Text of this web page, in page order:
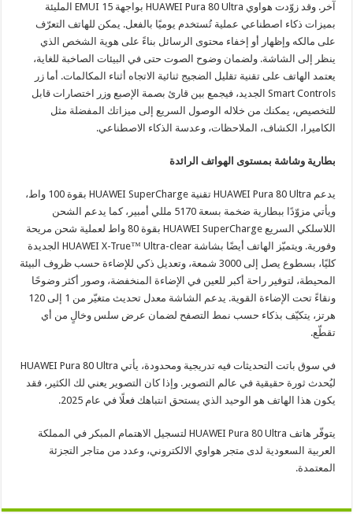
آخر. وقد زوّدت هواوي HUAWEI Pura 80 Ultra بواجهة EMUI 15 المليئة
بميزات ذكاء اصطناعي عملية تُستخدم يوميًا بالفعل. يمكن للهاتف التعرّف
على مالكه وإظهار أو إخفاء محتوى الرسائل بناءً على هوية الشخص الذي
ينظر إلى الشاشة. ولضمان وضوح الصوت حتى في البيئات الصاخبة للغاية،
يعتمد الهاتف على تقنية تقليل الضجيج ثنائية الاتجاه أثناء المكالمات. أما زر
Smart Controls الجديد، فيجمع بين قارئ بصمة الإصبع وزر اختصارات قابل
للتخصيص، يمكنك من خلاله الوصول السريع إلى ميزاتك المفضلة مثل
الكاميرا، الكشاف، الملاحظات، وعدسة الذكاء الاصطناعي.
بطارية وشاشة بمستوى الهواتف الرائدة
يدعم HUAWEI Pura 80 Ultra تقنية HUAWEI SuperCharge بقوة 100 واط،
ويأتي مزوّدًا ببطارية ضخمة بسعة 5170 مللي أمبير، كما يدعم الشحن
اللاسلكي السريع HUAWEI SuperCharge بقوة 80 واط لعملية شحن مريحة
وفورية. ويتميّز الهاتف أيضًا بشاشة HUAWEI X-True™ Ultra-clear الجديدة
كليًا، بسطوع يصل إلى 3000 شمعة، وتعديل ذكي للإضاءة حسب ظروف البيئة
المحيطة، لتوفير راحة أكبر للعين في الإضاءة المنخفضة، وصور أكثر وضوحًا
ونقاءً تحت الإضاءة القوية. يدعم الشاشة معدل تحديث متغيّر من 1 إلى 120
هرتز، يتكيّف بذكاء حسب نمط التصفح لضمان عرض سلس وخالٍ من أي
تقطّع.
في سوق باتت التحديثات فيه تدريجية ومحدودة، يأتي HUAWEI Pura 80 Ultra
ليُحدث ثورة حقيقية في عالم التصوير. وإذا كان التصوير يعني لك الكثير، فقد
يكون هذا الهاتف هو الوحيد الذي يستحق انتباهك فعلًا في عام 2025.
يتوفّر هاتف HUAWEI Pura 80 Ultra لتسجيل الاهتمام المبكر في المملكة
العربية السعودية لدى متجر هواوي الالكتروني، وعدد من متاجر التجزئة
المعتمدة.